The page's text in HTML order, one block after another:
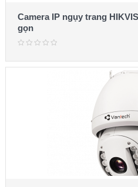
Camera IP ngụy trang
gọn